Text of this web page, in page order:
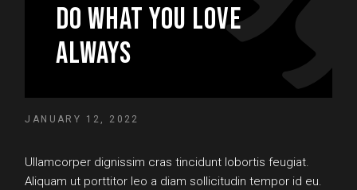
DO WHAT YOU LOVE
ALWAYS
JANUARY 12, 2022
Ullamcorper dignissim cras tincidunt lobortis feugiat.
Aliquam ut porttitor leo a diam sollicitudin tempor id eu.